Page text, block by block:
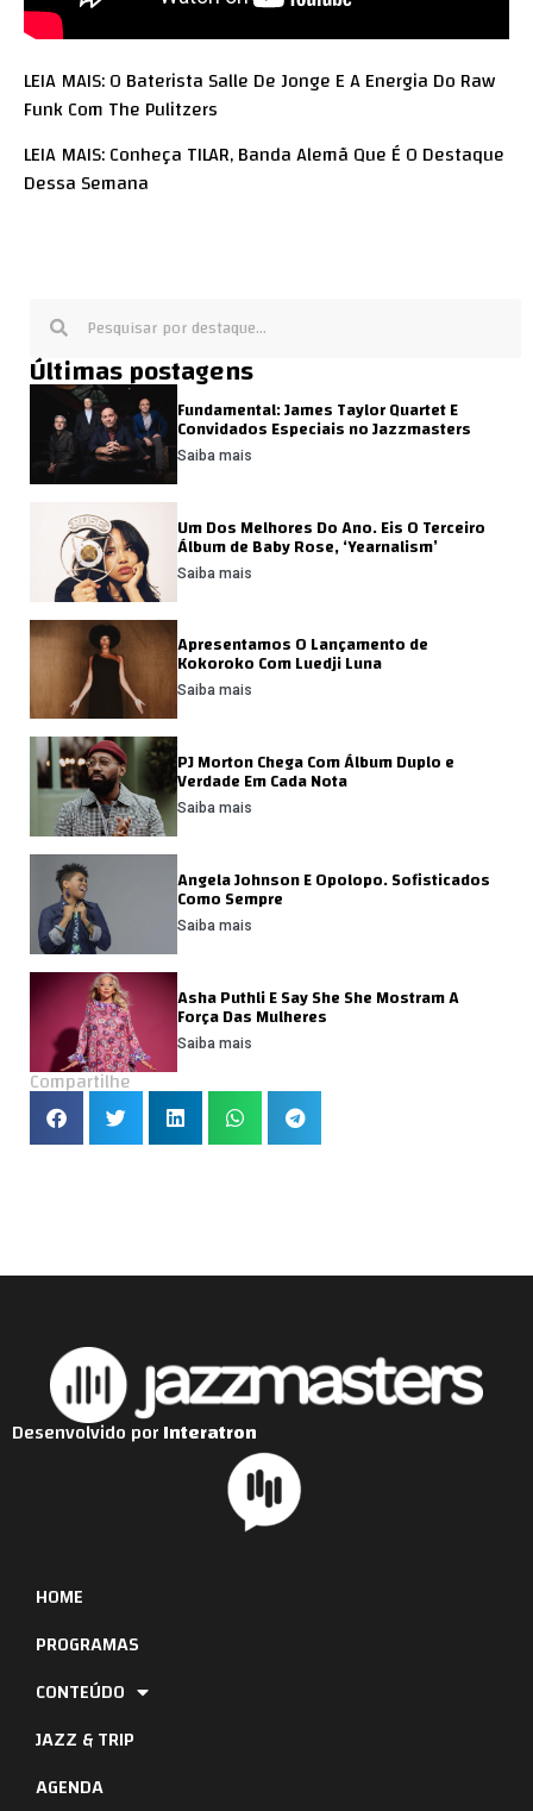
LEIA MAIS: O Baterista Salle De Jonge E A Energia Do Raw
Funk Com The Pulitzers
LEIA MAIS: Conheça TILAR, Banda Alemã Que É O Destaque
Dessa Semana
Últimas postagens
Fundamental: James Taylor Quartet E
Convidados Especiais no Jazzmasters
Saiba mais
Um Dos Melhores Do Ano. Eis O Terceiro
Álbum de Baby Rose, ‘Yearnalism’
Saiba mais
Apresentamos O Lançamento de
Kokoroko Com Luedji Luna
Saiba mais
PJ Morton Chega Com Álbum Duplo e
Verdade Em Cada Nota
Saiba mais
Angela Johnson E Opolopo. Sofisticados
Como Sempre
Saiba mais
Asha Puthli E Say She She Mostram A
Força Das Mulheres
Saiba mais
Compartilhe
HOME
PROGRAMAS
CONTEÚDO
JAZZ & TRIP
AGENDA
Desenvolvido porInteratron